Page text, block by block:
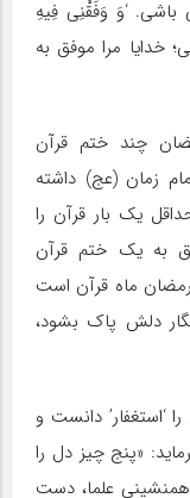
‘وَ وَفِّقْنِی فِیهِ
خدایا مرا موفق به
چند ختم قرآن
زمان (‌عج) داشته
یک بار قرآن را
به یک ختم قرآن
ماه قرآن است
دلش پاک بشود،
‘استغفار’ دانست و
«پنج چیز دل را
علما، دست